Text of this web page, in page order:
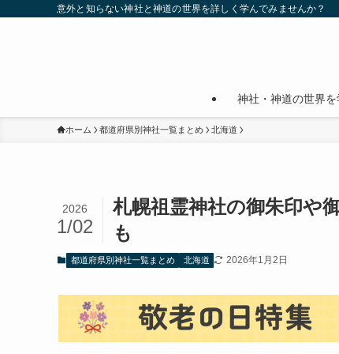
意外と知らない神社と神道の世界を詳しく学んでみませんか？
神社・神道の世界
ホーム 都道府県別神社一覧まとめ 北海道
札幌祖霊神社の御朱印や
も
2026
1/02
都道府県別神社一覧まとめ 北海道 2026年1月2日